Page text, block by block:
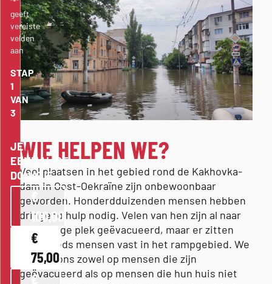
FORMULIER
geeft
vereiste
velden
aan
STAP
1
VAN
3
JE
EENMALIGE
DONATIE
€
100,00
€
75,00
€
WIE HELPEN WE?
Veel plaatsen in het gebied rond de Kakhovka-
dam in Oost-Oekraïne zijn onbewoonbaar
geworden. Honderdduizenden mensen hebben
dringend hulp nodig. Velen van hen zijn al naar
een veilige plek geëvacueerd, maar er zitten
nog steeds mensen vast in het rampgebied. We
richten ons zowel op mensen die zijn
geëvacueerd als op mensen die hun huis niet